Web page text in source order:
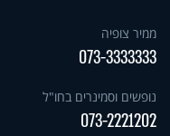
ממיר צופיה
073-3333333
נופשים וסמינרים בחו"ל
073-2221202